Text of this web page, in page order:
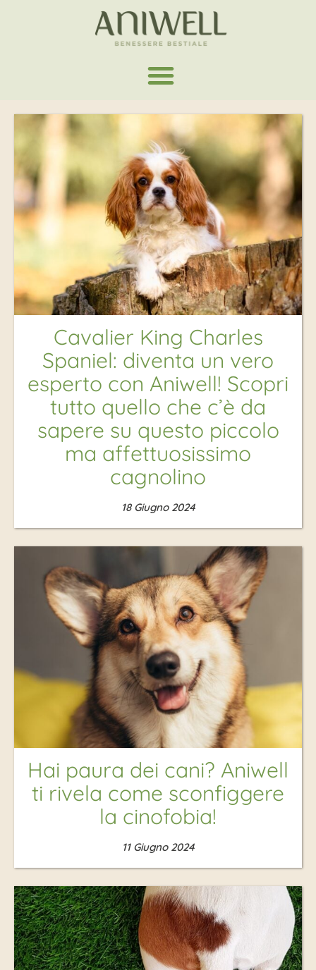
Cavalier King Charles
Spaniel: diventa un vero
esperto con Aniwell! Scopri
tutto quello che c’è da
sapere su questo piccolo
ma affettuosissimo
cagnolino
18 Giugno 2024
Hai paura dei cani? Aniwell
ti rivela come sconfiggere
la cinofobia!
11 Giugno 2024